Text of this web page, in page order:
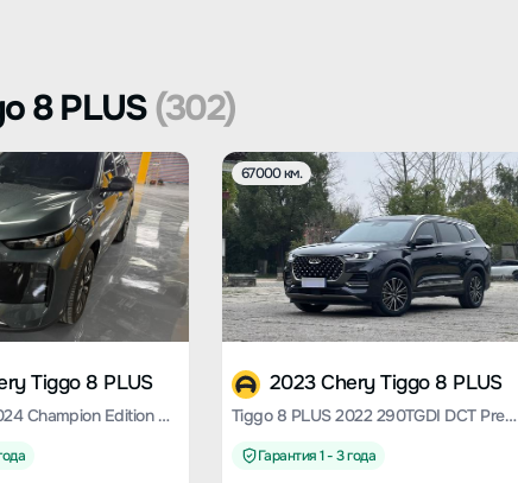
8 PLUS(302)
Tiggo 8 PLUS
Tiggo 8 PLUS 2024 Champion Edition Kunpeng 290TGDI DCT Haoyao Edition 5 Seats
67000 км.
2023 Chery Tiggo 8 PLUS
Tiggo 8 PLUS 2022 290TGDI DCT Premium Edition+
Гарантия 1 - 3 года